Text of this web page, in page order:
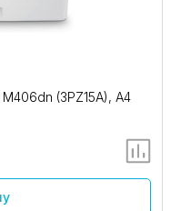
(3PZ15A), A4